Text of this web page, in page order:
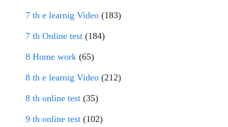
7 th e learnig Video (183)
7 th Online test (184)
8 Home work (65)
8 th e learnig Video (212)
8 th online test (35)
9 th online test (102)